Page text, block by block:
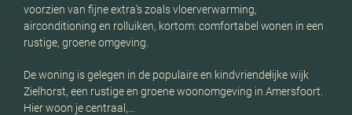
voorzien van fijne extra’s zoals vloerverwarming,
airconditioning en rolluiken, kortom: comfortabel wonen in een
rustige, groene omgeving.
De woning is gelegen in de populaire en kindvriendelijke wijk
Zielhorst, een rustige en groene woonomgeving in Amersfoort.
Hier woon je centraal,…